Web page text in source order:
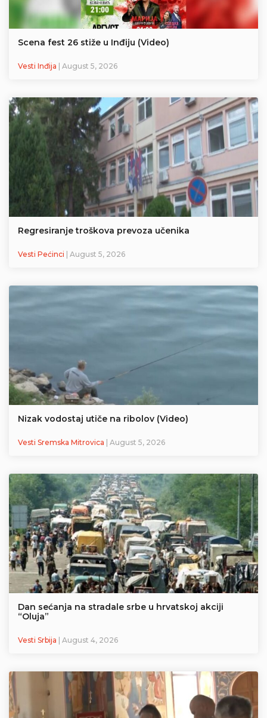
Scena fest 26 stiže u Inđiju (Video)
Vesti Inđija | August 5, 2026
Regresiranje troškova prevoza učenika
Vesti Pećinci | August 5, 2026
Nizak vodostaj utiče na ribolov (Video)
Vesti Sremska Mitrovica | August 5, 2026
Dan sećanja na stradale srbe u hrvatskoj akciji
“Oluja”
Vesti Srbija | August 4, 2026